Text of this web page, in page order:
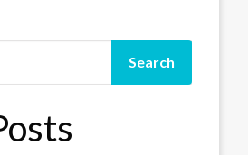
Search